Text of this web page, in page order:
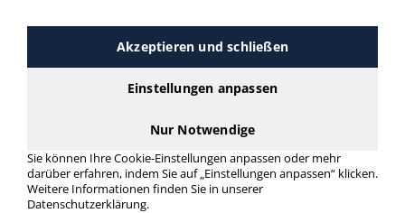
Häufig gesucht
20 Fächer
Unterschriftenmappen
10 Fächer
Akzeptieren und schließen
Einstellungen anpassen
Nur Notwendige
Sie können Ihre Cookie-Einstellungen anpassen oder mehr
darüber erfahren, indem Sie auf „Einstellungen anpassen“ klicken.
Weitere Informationen finden Sie in unserer
Datenschutzerklärung.